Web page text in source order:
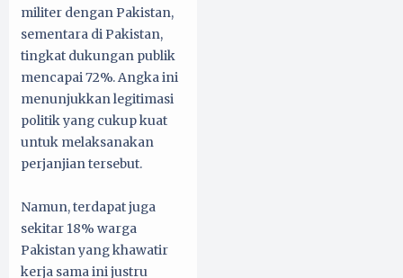
militer dengan Pakistan,
sementara di Pakistan,
tingkat dukungan publik
mencapai 72%. Angka ini
menunjukkan legitimasi
politik yang cukup kuat
untuk melaksanakan
perjanjian tersebut.
Namun, terdapat juga
sekitar 18% warga
Pakistan yang khawatir
kerja sama ini justru